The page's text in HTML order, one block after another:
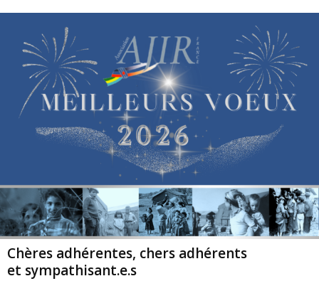
Chères adhérentes, chers adhérents
et sympathisant.e.s